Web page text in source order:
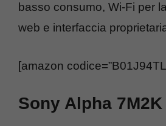
basso consumo, Wi-Fi per
web e interfaccia
[amazon
Sony Alpha 7M2K